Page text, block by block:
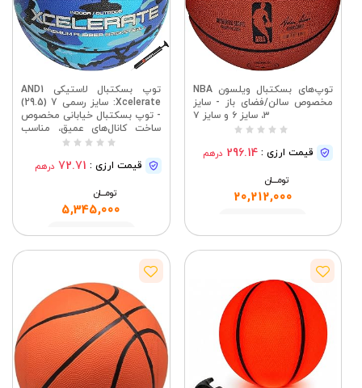
توپ‌های بسکتبال ویلسون NBA
مخصوص سالن/فضای باز - سایز
۳، سایز ۶ و سایز ۷
قیمت ارزی : 296.14 درهم
تومــــــان
20,212,000
توپ بسکتبال لاستیکی AND1
Xcelerate: سایز رسمی 7 (29.5)
- توپ بسکتبال خیابانی مخصوص
ساخت کانال‌های عمیق، مناسب
برای بازی‌های بسکتبال داخل سالن
قیمت ارزی : 72.71 درهم
تومــــــان
5,345,000
مشاهده